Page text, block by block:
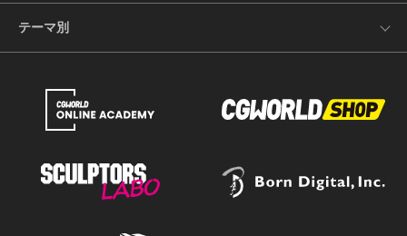
テーマ別